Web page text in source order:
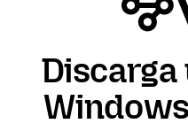
Discarga